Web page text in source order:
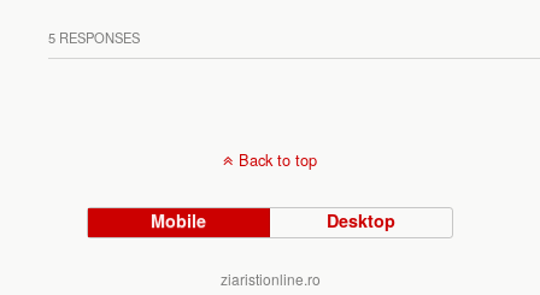
5 RESPONSES
Back to top
Mobile Desktop
ziaristionline.ro